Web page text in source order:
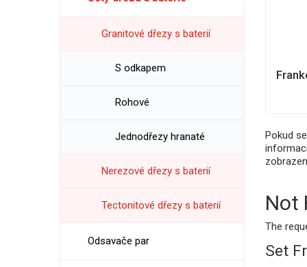
Pokud
Not
The
Set
Granitové dřezy s baterií
S odkapem
Rohové
Jednodřezy hranaté
Nerezové dřezy s baterií
Tectonitové dřezy s baterií
Odsavače par